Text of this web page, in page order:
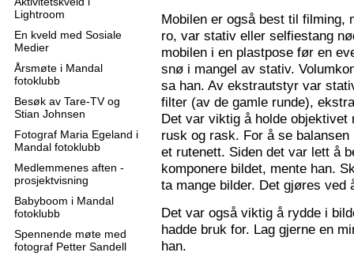
Lightroom
En kveld med Sosiale
Medier
Årsmøte i Mandal
fotoklubb
Besøk av Tare-TV og
Stian Johnsen
Fotograf Maria Egeland i
Mandal fotoklubb
Medlemmenes aften -
prosjektvisning
Babyboom i Mandal
fotoklubb
Spennende møte med
fotograf Petter Sandell
Mobilen er også best til filming,
ro, var stativ eller selfiestang
mobilen i en plastpose før en
snø i mangel av stativ.
sa han. Av ekstrautstyr var
filter (av de gamle runde),
Det var viktig å holde
rusk og rask. For å se
et rutenett. Siden det var lett å
komponere bildet, mente han.
ta mange bilder. Det gjøres ved
Det var også viktig å rydde i
hadde bruk for. Lag gjerne en
han.